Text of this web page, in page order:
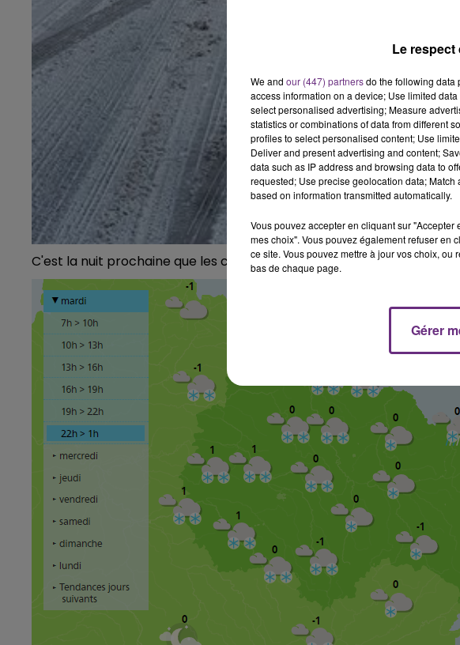
C'est la nuit prochaine que les chutes de neige devraient être les
Le
We and our (447) partnersdo the following data
access information on a device; Use limited
select personalised advertising; Measure
statistics or combinations of data from different
profiles to select personalised content; Use
Deliver and present advertising and content;
data such as IP address and browsing data to
requested; Use precise geolocation data;
based on information transmitted automatically.
Vous pouvez accepter en cliquant sur
mes choix". Vous pouvez également refuser en
ce site. Vous pouvez mettre à jour vos choix,
bas de chaque page.
Gérer